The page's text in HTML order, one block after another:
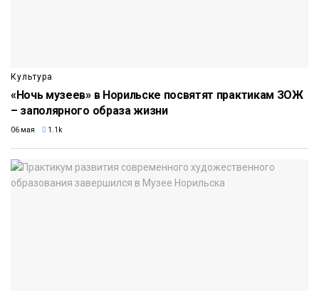
Культура
«Ночь музеев» в Норильске посвятят практикам ЗОЖ
– заполярного образа жизни
06 мая 1.1k